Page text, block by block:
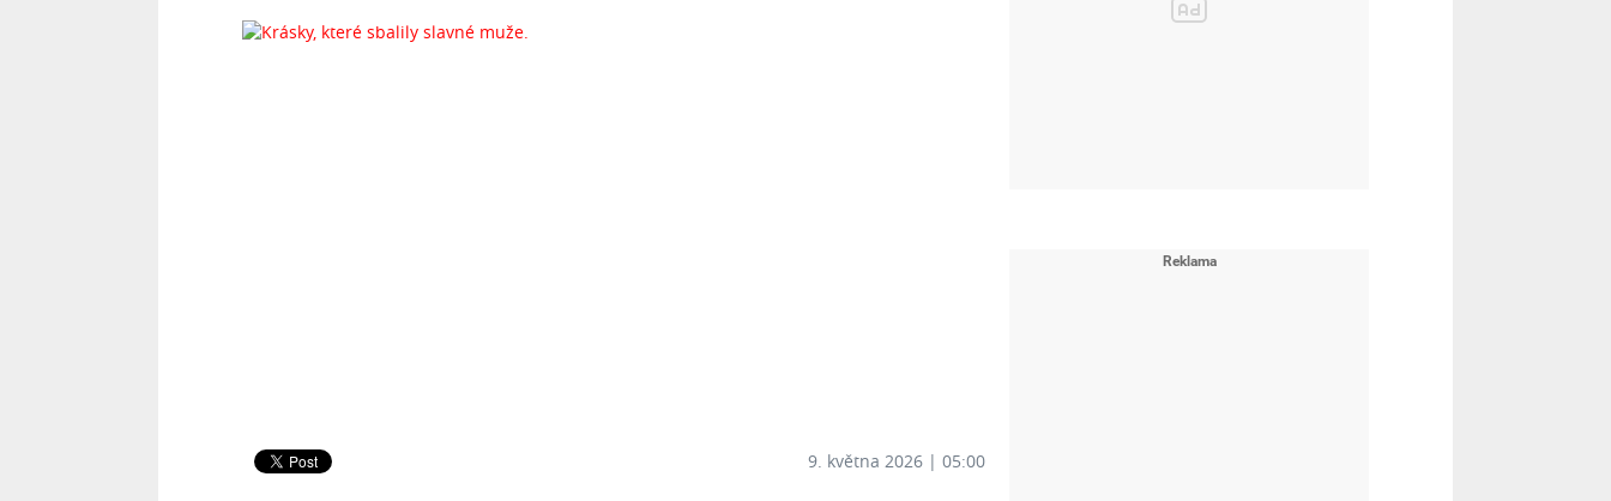
9. května 2026 | 05:00